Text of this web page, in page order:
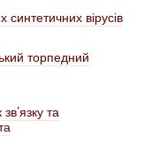
вірусів
торпедний
та